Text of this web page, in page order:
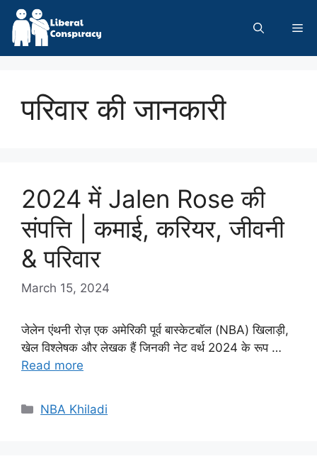
Skip
content
परिवार की जानकारी
2024 में Jalen Rose की
संपत्ति | कमाई, करियर, जीवनी
& परिवार
March 15, 2024
जेलेन एंथनी रोज़ एक अमेरिकी पूर्व बास्केटबॉल (NBA) खिलाड़ी,
खेल विश्लेषक और लेखक हैं जिनकी नेट वर्थ 2024 के रूप …
Read more
Categories
NBA Khiladi